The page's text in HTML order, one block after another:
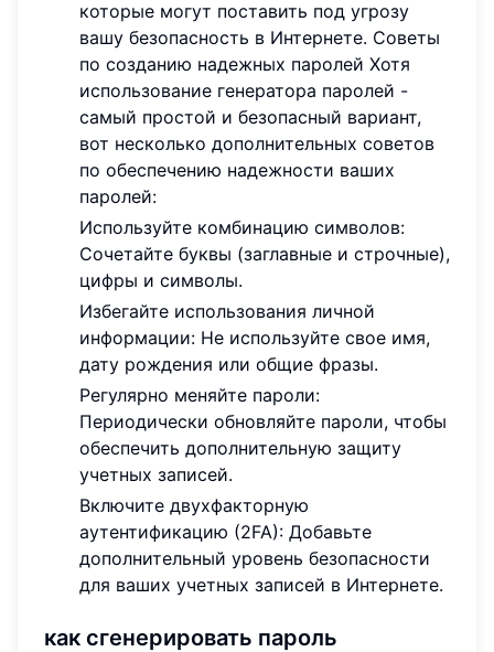
которые могут поставить под угрозу
вашу безопасность в Интернете. Советы
по созданию надежных паролей Хотя
использование генератора паролей -
самый простой и безопасный вариант,
вот несколько дополнительных советов
по обеспечению надежности ваших
паролей:
Используйте комбинацию символов:
Сочетайте буквы (заглавные и строчные),
цифры и символы.
Избегайте использования личной
информации: Не используйте свое имя,
дату рождения или общие фразы.
Регулярно меняйте пароли:
Периодически обновляйте пароли, чтобы
обеспечить дополнительную защиту
учетных записей.
Включите двухфакторную
аутентификацию (2FA): Добавьте
дополнительный уровень безопасности
для ваших учетных записей в Интернете.
как сгенерировать пароль